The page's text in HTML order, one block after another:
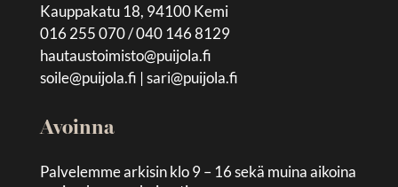
Kauppakatu 18, 94100 Kemi
016 255 070 / 040 146 8129
hautaustoimisto@puijola.fi
soile@puijola.fi |sari@puijola.fi
Avoinna
Palvelemme arkisin klo 9 – 16 sekä muina aikoina